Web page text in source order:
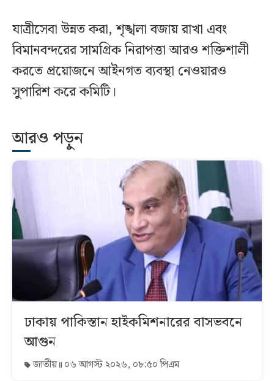
যাত্রীসেবা উন্নত করা, শৃঙ্খলা বজায় রাখা এবং
বিমানবন্দরের সামগ্রিক নিরাপত্তা আরও শক্তিশালী
করতে প্রয়োজনে আইনগত ব্যবস্থা নেওয়ারও
সুপারিশ করে কমিটি।
আরও পড়ুন
ঢাকায় পাকিস্তান হাইকমিশনারের বাসভবনে
আগুন
জাতীয় ০৬ আগস্ট ২০২৬, ০৮:৫০ পিএম